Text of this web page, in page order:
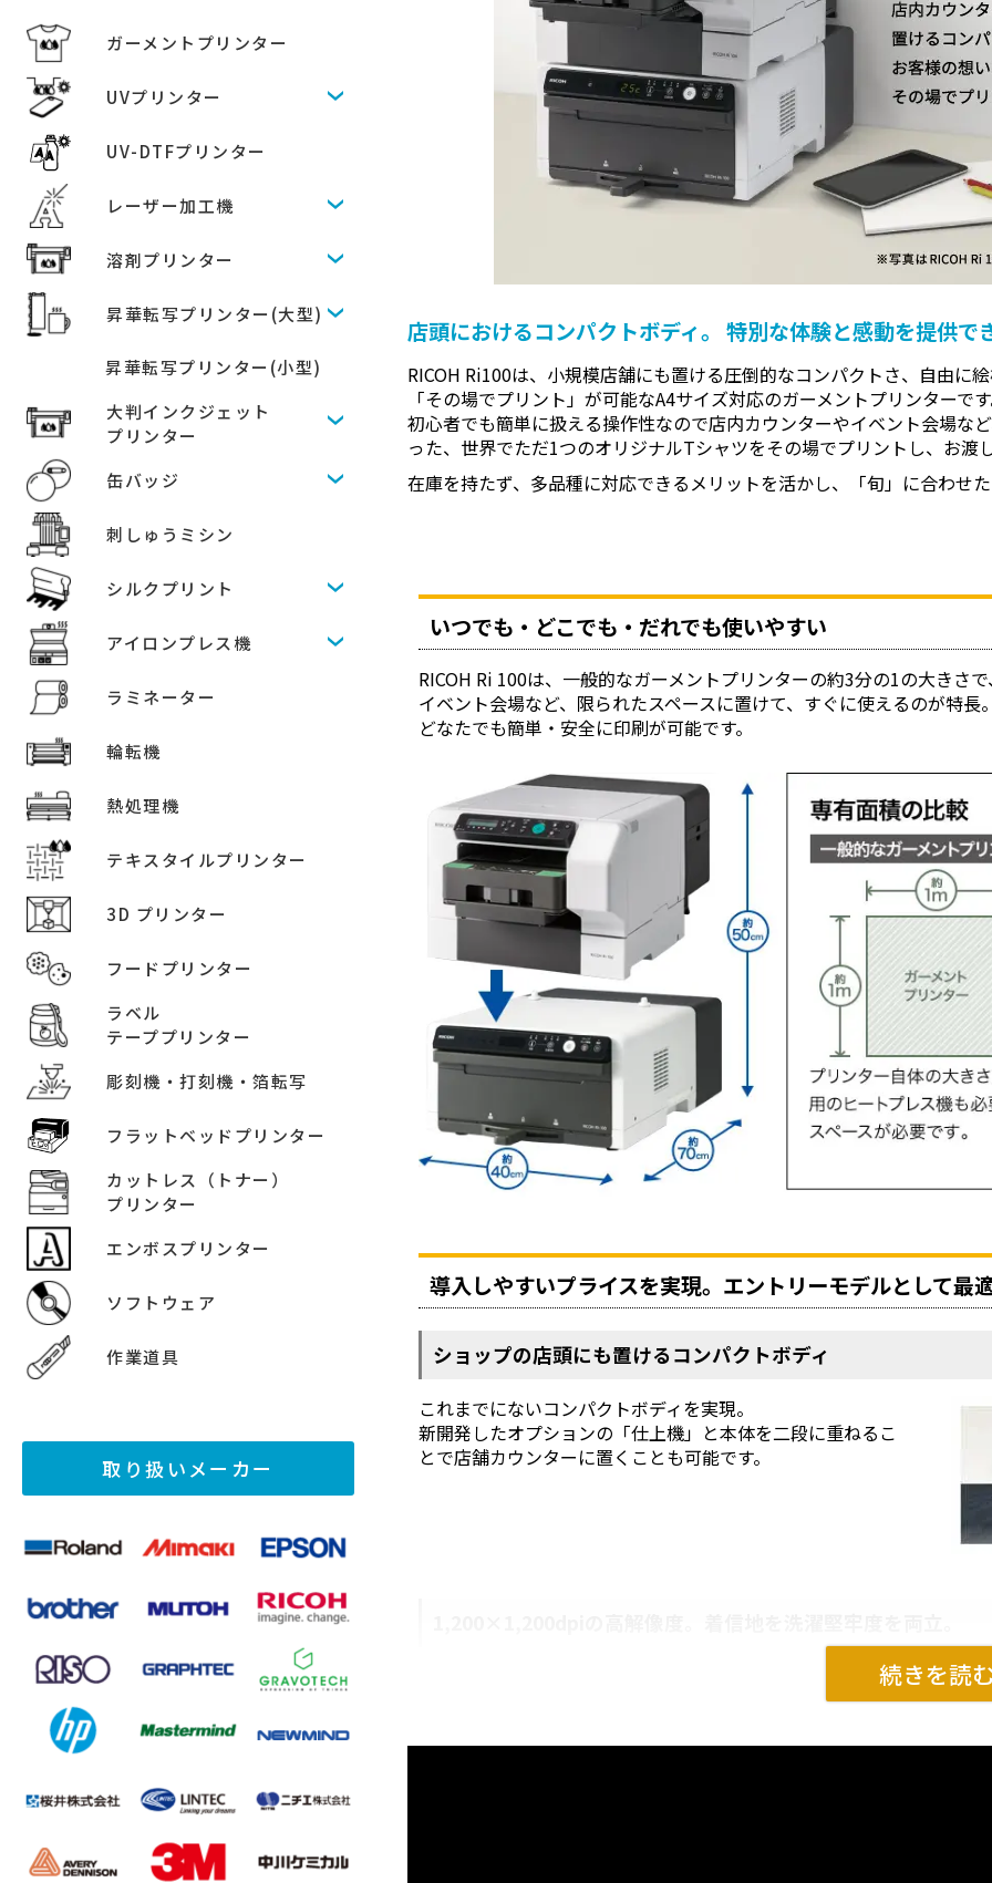
ガーメントプリンター
UVプリンター
UV-DTFプリンター
レーザー加工機
溶剤プリンター
昇華転写プリンター(大型)
昇華転写プリンター(小型)
大判インクジェット
プリンター
缶バッジ
刺しゅうミシン
シルクプリント
アイロンプレス機
ラミネーター
輪転機
熱処理機
テキスタイルプリンター
3D プリンター
フードプリンター
ラベル
テーププリンター
彫刻機・打刻機・箔転写
フラットベッドプリンター
カットレス（トナー）
プリンター
エンボスプリンター
ソフトウェア
作業道具
取り扱いメーカー
店頭におけるコンパクトボディ。 特別な体験と感動を提供で
RICOH Ri100は、小規模店舗にも置ける圧倒的なコンパクトさ、自由に
「その場でプリント」が可能なA4サイズ対応のガーメントプリンターで
初心者でも簡単に扱える操作性なので店内カウンターやイベント会場な
った、世界でただ1つのオリジナルTシャツをその場でプリントし、お渡
在庫を持たず、多品種に対応できるメリットを活かし、「旬」に合わせ
いつでも・どこでも・だれでも使いやすい
RICOH Ri 100は、一般的なガーメントプリンターの約3分の1の大きさ
イベント会場など、限られたスペースに置けて、すぐに使えるのが特長
どなたでも簡単・安全に印刷が可能です。
導入しやすいプライスを実現。エントリーモデルとして最
ショップの店頭にも置けるコンパクトボディ
これまでにないコンパクトボディを実現。
新開発したオプションの「仕上機」と本体を二段に重ねるこ
とで店舗カウンターに置くことも可能です。
これ
プリ
ん。